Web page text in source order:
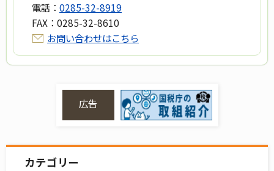
電話： 0285-32-8919
FAX： 0285-32-8610
お問い合わせはこちら
広告
カテゴリー